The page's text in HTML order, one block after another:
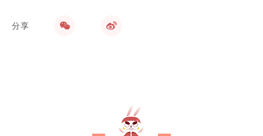
分享